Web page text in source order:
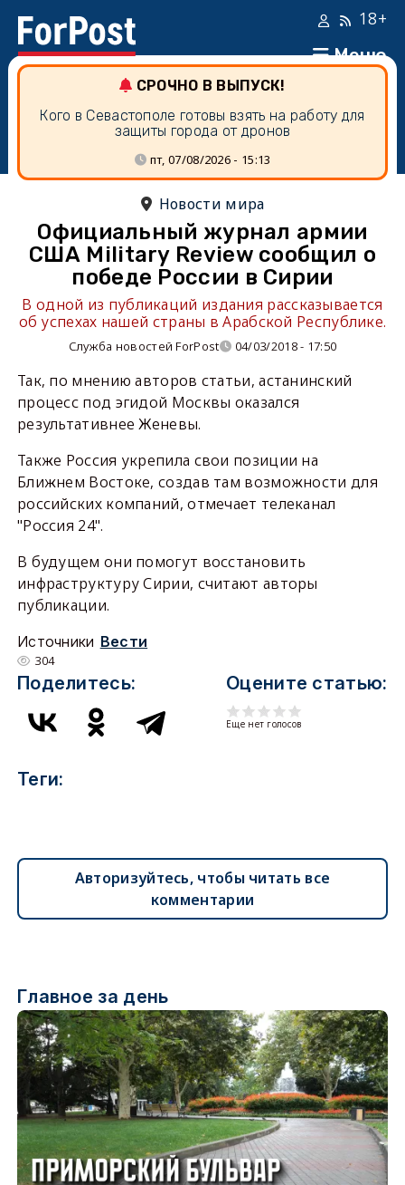
Меню
18+
СРОЧНО В ВЫПУСК!
Кого в Севастополе готовы взять на работу для
защиты города от дронов
пт, 07/08/2026 - 15:13
Новости мира
Официальный журнал армии
США Military Review сообщил о
победе России в Сирии
В одной из публикаций издания рассказывается
об успехах нашей страны в Арабской Республике.
Служба новостей ForPost 04/03/2018 - 17:50
Так, по мнению авторов статьи, астанинский
процесс под эгидой Москвы оказался
результативнее Женевы.
Также Россия укрепила свои позиции на
Ближнем Востоке, создав там возможности для
российских компаний, отмечает телеканал
"Россия 24".
В будущем они помогут восстановить
инфраструктуру Сирии, считают авторы
публикации.
Источники Вести
304
Поделитесь: Оцените статью:
Еще нет голосов
Теги:
Авторизуйтесь, чтобы читать все
комментарии
Главное за день